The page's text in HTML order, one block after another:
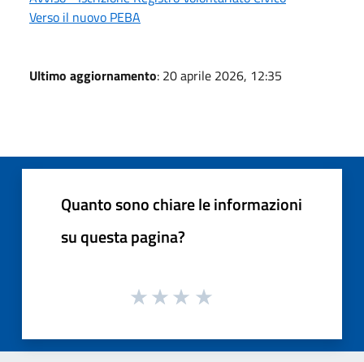
Verso il nuovo PEBA
Ultimo aggiornamento: 20 aprile 2026, 12:35
Quanto sono chiare le informazioni
su questa pagina?